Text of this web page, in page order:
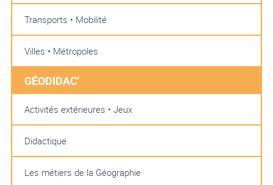
Transports • Mobilité
Villes • Métropoles
GÉODIDAC'
Activités extérieures • Jeux
Didactique
Les métiers de la Géographie